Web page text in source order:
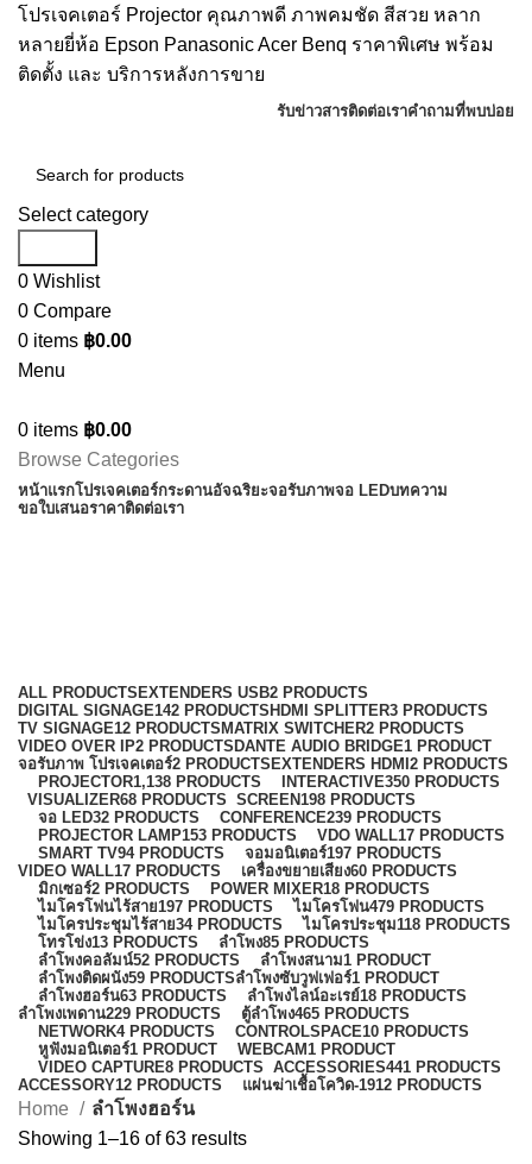
โปรเจคเตอร์ Projector คุณภาพดี ภาพคมชัด สีสวย หลาก
หลายยี่ห้อ Epson Panasonic Acer Benq ราคาพิเศษ พร้อม
ติดตั้ง และ บริการหลังการขาย
รับข่าวสารติดต่อเราคำถามที่พบบ่อย
Select category
0 Wishlist
0 Compare
0 items ฿0.00
Menu
0 items ฿0.00
Browse Categories
หน้าแรกโปรเจคเตอร์กระดานอัจฉริยะจอรับภาพจอ LEDบทความ
ขอใบเสนอราคาติดต่อเรา
ALL PRODUCTSEXTENDERS USB2 PRODUCTS
DIGITAL SIGNAGE142 PRODUCTSHDMI SPLITTER3 PRODUCTS
TV SIGNAGE12 PRODUCTSMATRIX SWITCHER2 PRODUCTS
VIDEO OVER IP2 PRODUCTSDANTE AUDIO BRIDGE1 PRODUCT
จอรับภาพ โปรเจคเตอร์2 PRODUCTSEXTENDERS HDMI2 PRODUCTS
PROJECTOR1,138 PRODUCTS INTERACTIVE350 PRODUCTS
VISUALIZER68 PRODUCTS SCREEN198 PRODUCTS
จอ LED32 PRODUCTS CONFERENCE239 PRODUCTS
PROJECTOR LAMP153 PRODUCTS VDO WALL17 PRODUCTS
SMART TV94 PRODUCTS จอมอนิเตอร์197 PRODUCTS
VIDEO WALL17 PRODUCTS เครื่องขยายเสียง60 PRODUCTS
มิกเซอร์2 PRODUCTS POWER MIXER18 PRODUCTS
ไมโครโฟนไร้สาย197 PRODUCTS ไมโครโฟน479 PRODUCTS
ไมโครประชุมไร้สาย34 PRODUCTS ไมโครประชุม118 PRODUCTS
โทรโข่ง13 PRODUCTS ลำโพง85 PRODUCTS
ลำโพงคอลัมน์52 PRODUCTS ลำโพงสนาม1 PRODUCT
ลำโพงติดผนัง59 PRODUCTSลำโพงซับวูฟเฟอร์1 PRODUCT
ลำโพงฮอร์น63 PRODUCTS ลำโพงไลน์อะเรย์18 PRODUCTS
ลำโพงเพดาน229 PRODUCTS ตู้ลำโพง465 PRODUCTS
NETWORK4 PRODUCTS CONTROLSPACE10 PRODUCTS
หูฟังมอนิเตอร์1 PRODUCT WEBCAM1 PRODUCT
VIDEO CAPTURE8 PRODUCTS ACCESSORIES441 PRODUCTS
ACCESSORY12 PRODUCTS แผ่นฆ่าเชื้อโควิด-1912 PRODUCTS
Home
ลำโพงฮอร์น
Showing 1–16 of 63 results